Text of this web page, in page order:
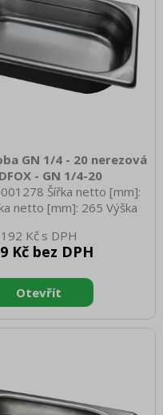
GN 1/4 - 20 nerezová
- GN 1/4-20
Šířka netto [mm]:
netto [mm]: 265 Výška
[mm]: 350 Hloubka
540 Výška brutto [mm]:
304 Vnější barva zařízení:
GN zařízení [mm]:
/ EN zařízení [mm]: GN
192 Kč
Kč bez DPH